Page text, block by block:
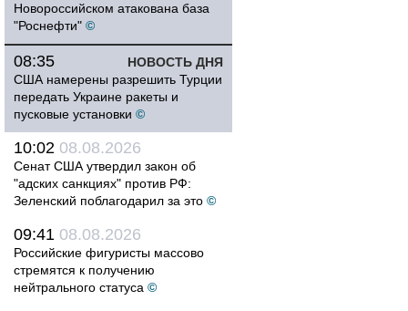
Новороссийском атакована база
"Роснефти" ©
НОВОСТЬ ДНЯ
08:35
США намерены разрешить Турции
передать Украине ракеты и
пусковые установки ©
10:02 08.08.2026
Сенат США утвердил закон об
"адских санкциях" против РФ:
Зеленский поблагодарил за это ©
09:41 08.08.2026
Российские фигуристы массово
стремятся к получению
нейтрального статуса ©